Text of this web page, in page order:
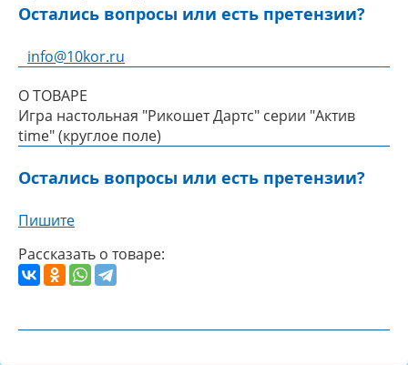
Остались вопросы или есть претензии?
info@10kor.ru
О ТОВАРЕ
Игра настольная "Рикошет Дартс" серии "Aктив
time" (круглое поле)
Остались вопросы или есть претензии?
Пишите
Рассказать о товаре: